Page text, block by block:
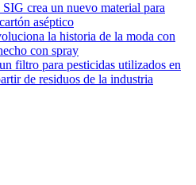
SIG crea un nuevo material para
aséptico
la historia de la moda con
con spray
filtro para pesticidas utilizados en
de residuos de la industria